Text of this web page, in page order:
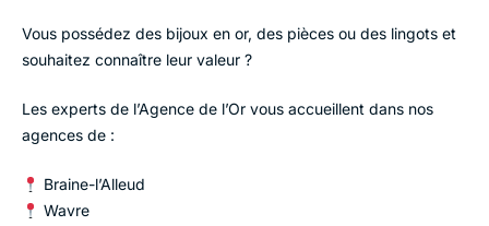
Vous possédez des bijoux en or, des pièces ou des lingots et
souhaitez connaître leur valeur ?
Les experts de l’Agence de l’Or vous accueillent dans nos
agences de :
Braine-l’Alleud
Wavre